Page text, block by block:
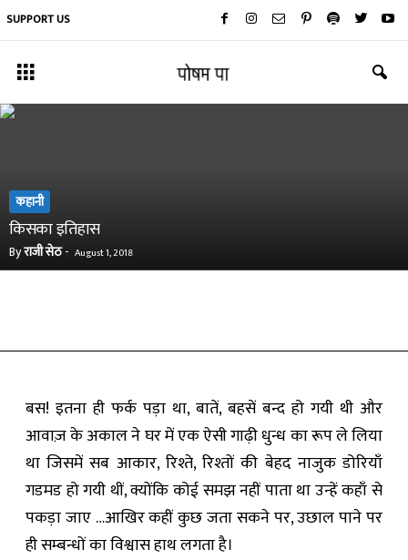
SUPPORT US
कहानी
किसका इतिहास
Byराजी सेठ- August 1, 2018
बस! इतना ही फर्क पड़ा था, बातें, बहसें बन्द हो गयी थी और
आवाज़ के अकाल ने घर में एक ऐसी गाढ़ी धुन्ध का रूप ले लिया
था जिसमें सब आकार, रिश्ते, रिश्तों की बेहद नाजुक डोरियाँ
गडमड हो गयी थीं, क्योंकि कोई समझ नहीं पाता था उन्हें कहाँ से
पकड़ा जाए …आखिर कहीं कुछ जता सकने पर, उछाल पाने पर
ही सम्बन्धों का विश्वास हाथ लगता है।